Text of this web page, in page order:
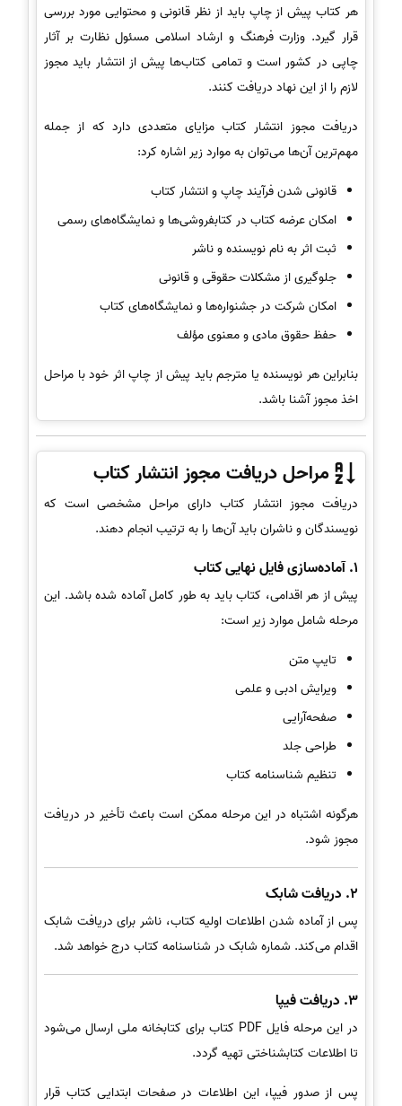
هر کتاب پیش از چاپ باید از نظر قانونی و محتوایی مورد بررسی
قرار گیرد. وزارت فرهنگ و ارشاد اسلامی مسئول نظارت بر آثار
چاپی در کشور است و تمامی کتاب‌ها پیش از انتشار باید مجوز
لازم را از این نهاد دریافت کنند.
دریافت مجوز انتشار کتاب مزایای متعددی دارد که از جمله
مهم‌ترین آن‌ها می‌توان به موارد زیر اشاره کرد:
قانونی شدن فرآیند چاپ و انتشار کتاب
امکان عرضه کتاب در کتابفروشی‌ها و نمایشگاه‌های رسمی
ثبت اثر به نام نویسنده و ناشر
جلوگیری از مشکلات حقوقی و قانونی
امکان شرکت در جشنواره‌ها و نمایشگاه‌های کتاب
حفظ حقوق مادی و معنوی مؤلف
بنابراین هر نویسنده یا مترجم باید پیش از چاپ اثر خود با مراحل
اخذ مجوز آشنا باشد.
مراحل دریافت مجوز انتشار کتاب
دریافت مجوز انتشار کتاب دارای مراحل مشخصی است که
نویسندگان و ناشران باید آن‌ها را به ترتیب انجام دهند.
1. آماده‌سازی فایل نهایی کتاب
پیش از هر اقدامی، کتاب باید به طور کامل آماده شده باشد. این
مرحله شامل موارد زیر است:
تایپ متن
ویرایش ادبی و علمی
صفحه‌آرایی
طراحی جلد
تنظیم شناسنامه کتاب
هرگونه اشتباه در این مرحله ممکن است باعث تأخیر در دریافت
مجوز شود.
2. دریافت شابک
پس از آماده شدن اطلاعات اولیه کتاب، ناشر برای دریافت شابک
اقدام می‌کند. شماره شابک در شناسنامه کتاب درج خواهد شد.
3. دریافت فیپا
در این مرحله فایل PDF کتاب برای کتابخانه ملی ارسال می‌شود
تا اطلاعات کتابشناختی تهیه گردد.
پس از صدور فیپا، این اطلاعات در صفحات ابتدایی کتاب قرار